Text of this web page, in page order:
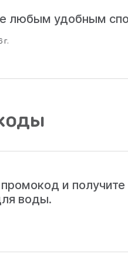
любым удобным
г.
и получите
воды.